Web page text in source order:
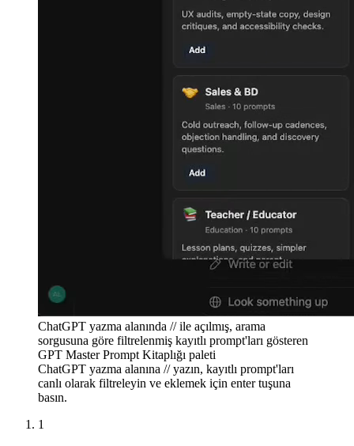
ChatGPT yazma alanında // ile açılmış, arama
sorgusuna göre filtrelenmiş kayıtlı prompt'ları gösteren
GPT Master Prompt Kitaplığı paleti
ChatGPT yazma alanına // yazın, kayıtlı prompt'ları
canlı olarak filtreleyin ve eklemek için enter tuşuna
basın.
1